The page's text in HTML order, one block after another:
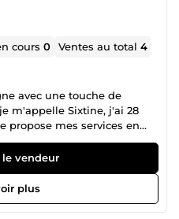
cours0 Ventes au total4
avec une touche de
m'appelle Sixtine, j'ai 28
propose mes services en
vidéos pour les réseaux
et UX designer. Passionnée
j'aide les marques
des vidéos dynamiques, des
et des designs UX
vendeur
plus